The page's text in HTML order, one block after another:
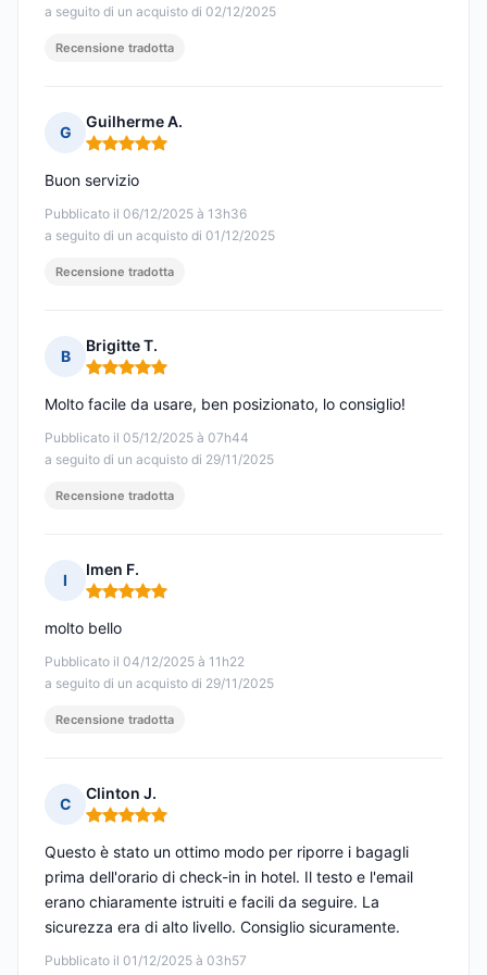
a seguito di un acquisto di 02/12/2025
Recensione tradotta
G
Guilherme A.
Nota: 5 su 5
Pubblicato il 06/12/2025 à 13h36
a seguito di un acquisto di 01/12/2025
Buon servizio
Recensione tradotta
B
Brigitte T.
Nota: 5 su 5
Pubblicato il 05/12/2025 à 07h44
a seguito di un acquisto di 29/11/2025
Molto facile da usare, ben posizionato, lo consiglio!
Recensione tradotta
I
Imen F.
Nota: 5 su 5
Pubblicato il 04/12/2025 à 11h22
a seguito di un acquisto di 29/11/2025
molto bello
Recensione tradotta
C
Clinton J.
Nota: 5 su 5
Pubblicato il 01/12/2025 à 03h57
Questo è stato un ottimo modo per riporre i bagagli
prima dell'orario di check-in in hotel. Il testo e l'email
erano chiaramente istruiti e facili da seguire. La
sicurezza era di alto livello. Consiglio sicuramente.